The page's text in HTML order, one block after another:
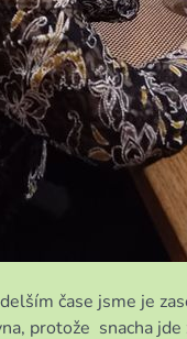
čase jsme je
protože snacha